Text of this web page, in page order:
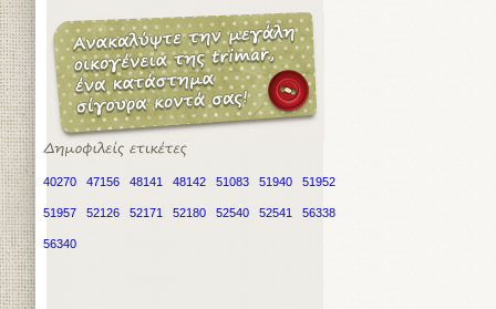
40270 47156 48141 48142 51083 51940 51952
51957 52126 52171 52180 52540 52541 56338
56340